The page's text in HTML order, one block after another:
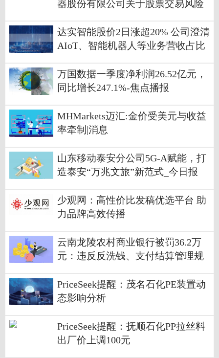
器股份有限公司关于股票交易风险
达实智能股价2日涨超20% 公司澄清
AIoT、智能机器人等业务营收占比
万国数据一季度净利润26.52亿元，
同比增长247.1%-焦点播报
MHMarkets迈汇:金价受美元与收益
率牵制|消息
山东移动泰安分公司5G-A赋能，打
造泰安“万兆文旅”新范式_今日报
少观网：高性价比发稿优选平台 助
力品牌高效传播
云南龙陵农村商业银行被罚36.2万
元：违反反洗钱、支付结算管理规
PriceSeek提醒：茂名石化PE装置动
态影响分析
PriceSeek提醒：抚顺石化PP拉丝料
出厂价上调100元